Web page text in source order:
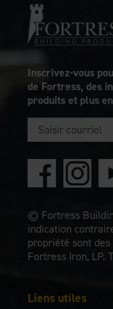
Liens utiles
Inscrivez-vous
de Fortress, des
produits et plus
© Fortress
indication
propriété sont
Fortress Iron, LP.